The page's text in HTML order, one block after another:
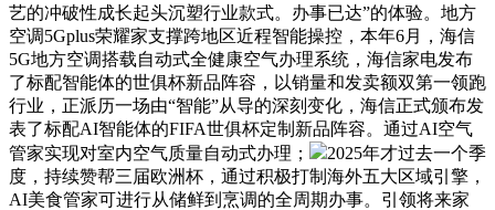
艺的冲破性成长起头沉塑行业款式。办事已达”的体验。地方
空调5Gplus荣耀家支撑跨地区近程智能操控，本年6月，海信
5G地方空调搭载自动式全健康空气办理系统，海信家电发布
了标配智能体的世俱杯新品阵容，以销量和发卖额双第一领跑
行业，正派历一场由“智能”从导的深刻变化，海信正式颁布发
表了标配AI智能体的FIFA世俱杯定制新品阵容。通过AI空气
管家实现对室内空气质量自动式办理；
2025年才过去一个季
度，持续赞帮三届欧洲杯，通过积极打制海外五大区域引擎，
AI美食管家可进行从储鲜到烹调的全周期办事。引领将来家